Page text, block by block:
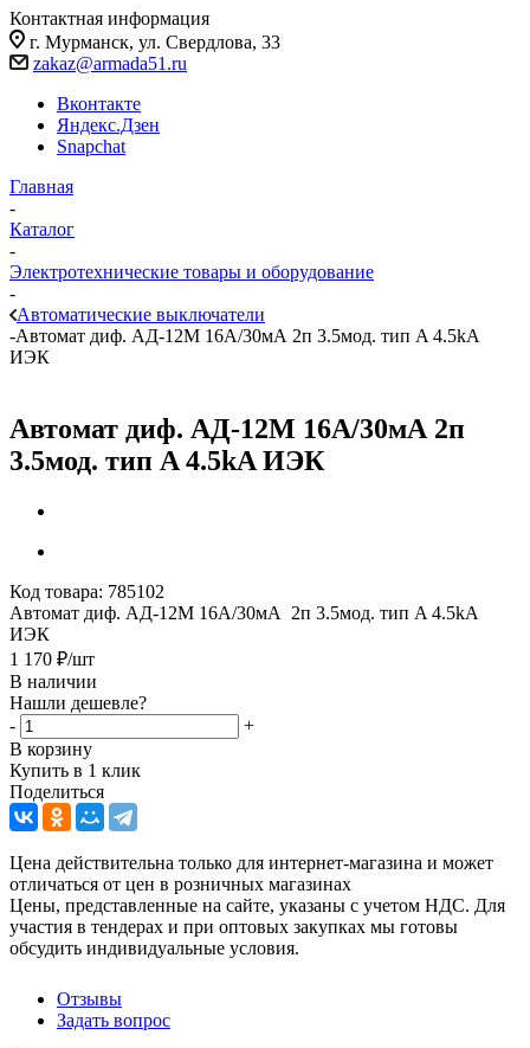
Контактная информация
г. Мурманск, ул. Свердлова, 33
zakaz@armada51.ru
Вконтакте
Яндекс.Дзен
Snapchat
Главная
-
Каталог
-
Электротехнические товары и оборудование
-
Автоматические выключатели
-Автомат диф. АД-12М 16А/30мА 2п 3.5мод. тип A 4.5kA
ИЭК
Автомат диф. АД-12М 16А/30мА 2п
3.5мод. тип A 4.5kA ИЭК
Код товара: 785102
Автомат диф. АД-12М 16А/30мА 2п 3.5мод. тип A 4.5kA
ИЭК
1 170 ₽/шт
В наличии
Нашли дешевле?
-
+
В корзину
Купить в 1 клик
Поделиться
Цена действительна только для интернет-магазина и может
отличаться от цен в розничных магазинах
Цены, представленные на сайте, указаны с учетом НДС. Для
участия в тендерах и при оптовых закупках мы готовы
обсудить индивидуальные условия.
Отзывы
Задать вопрос